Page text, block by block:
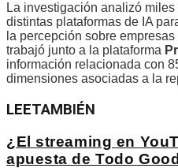
La investigación analizó
distintas plataformas de IA
la percepción sobre
trabajó junto a la plataforma
información relacionada con
dimensiones asociadas a la
LEETAMBIÉN
¿El streaming en
apuesta de Todo